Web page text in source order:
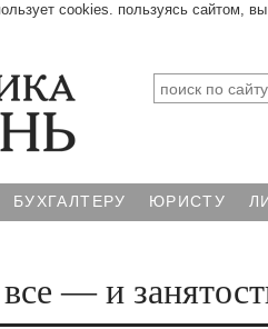
cookies. пользуясь сайтом,
БУХГАЛТЕРУ ЮРИСТУ
— и